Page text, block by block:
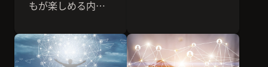
もが楽しめる内容